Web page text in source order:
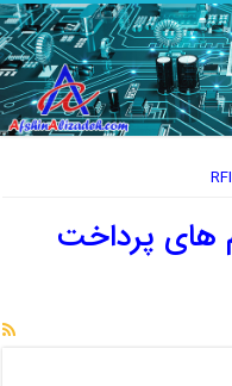
های پرداخت